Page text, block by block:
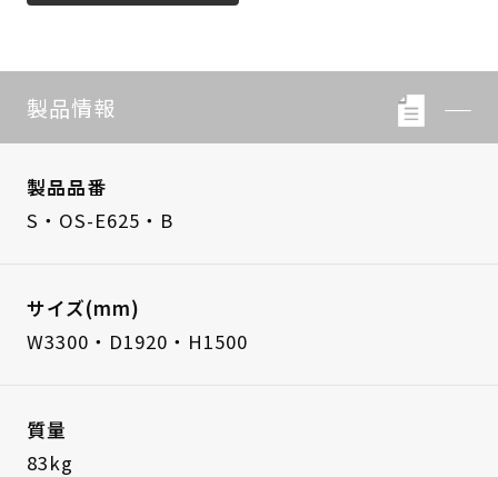
製品情報
製品品番
S・OS-E625・B
サイズ(mm)
W3300・D1920・H1500
質量
83kg